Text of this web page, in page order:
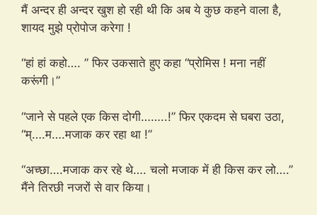
मैं अन्दर ही अन्दर खुश हो रही थी कि अब ये कुछ कहने वाला है,
शायद मुझे प्रोपोज करेगा !
“हां हां कहो…. ” फिर उकसाते हुए कहा “प्रोमिस ! मना नहीं
करूंगी।”
“जाने से पहले एक किस दोगी……..!” फिर एकदम से घबरा उठा,
“म्….म….मजाक कर रहा था !”
“अच्छा….मजाक कर रहे थे…. चलो मजाक में ही किस कर लो….”
मैंने तिरछी नजरों से वार किया।